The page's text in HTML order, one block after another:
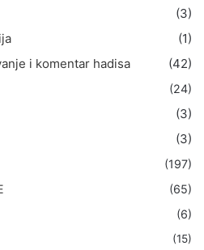
(3)
(1)
i komentar hadisa
(42)
(24)
(3)
(3)
(197)
(65)
(6)
(15)